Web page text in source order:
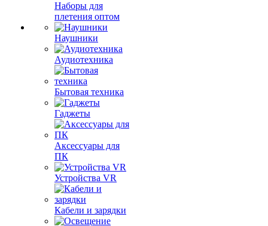
Наборы для
плетения оптом
Наушники
Аудиотехника
Бытовая техника
Гаджеты
Аксессуары для
ПК
Устройства VR
Кабели и зарядки